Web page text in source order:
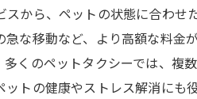
から、ペットの状態に合わせ
な移動など、より高額な料金
くのペットタクシーでは、複
トの健康やストレス解消にも